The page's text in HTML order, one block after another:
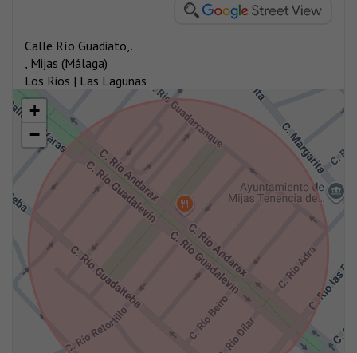
Calle Río Guadiato,.
, Mijas (Málaga)
Los Rios | Las Lagunas
+
−